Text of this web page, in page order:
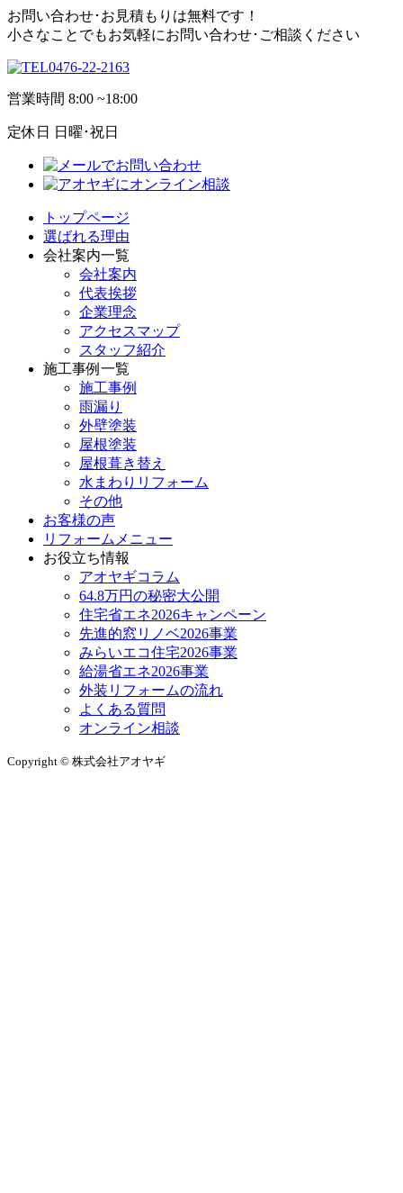
お問い合わせ･お見積もりは無料です！
小さなことでもお気軽にお問い合わせ･ご相談ください
0476-22-2163
営業時間 8:00 ~18:00
定休日 日曜･祝日
トップページ
選ばれる理由
会社案内一覧
会社案内
代表挨拶
企業理念
アクセスマップ
スタッフ紹介
施工事例一覧
施工事例
雨漏り
外壁塗装
屋根塗装
屋根葺き替え
水まわりリフォーム
その他
お客様の声
リフォームメニュー
お役立ち情報
アオヤギコラム
64.8万円の秘密大公開
住宅省エネ2026キャンペーン
先進的窓リノベ2026事業
みらいエコ住宅2026事業
給湯省エネ2026事業
外装リフォームの流れ
よくある質問
オンライン相談
Copyright © 株式会社アオヤギ